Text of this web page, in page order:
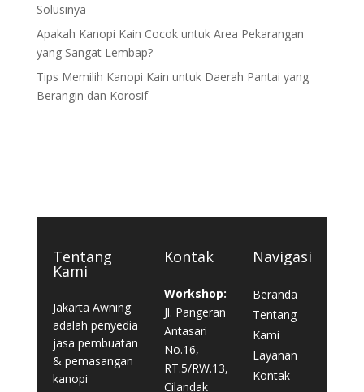
Solusinya
Apakah Kanopi Kain Cocok untuk Area Pekarangan
yang Sangat Lembap?
Tips Memilih Kanopi Kain untuk Daerah Pantai yang
Berangin dan Korosif
Tentang
Kami
Jakarta Awning
adalah penyedia
jasa pembuatan
& pemasangan
kanopi
Kontak
Workshop:
Jl. Pangeran
Antasari
No.16,
RT.5/RW.13,
Cilandak
Navigasi
Beranda
Tentang
Kami
Layanan
Kontak